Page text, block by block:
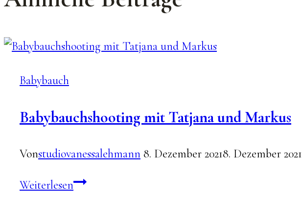
Babybauch
Babybauchshooting mit Tatjana und Markus
Vonstudiovanessalehmann 8. Dezember 20218. Dezember 2021
WeiterlesenBabybauchshooting